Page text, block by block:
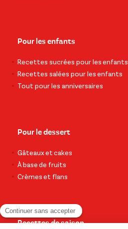
Pour les enfants
Recettes sucrées pour les enfants
Recettes salées pour les enfants
Tout pour les anniversaires
Pour le dessert
Gâteaux et cakes
À base de fruits
Crèmes et flans
Recettes de saison